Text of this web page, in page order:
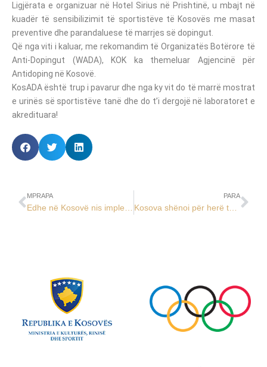
Ligjërata e organizuar në Hotel Sirius në Prishtinë, u mbajt në
kuadër të sensibilizimit të sportistëve të Kosovës me masat
preventive dhe parandaluese të marrjes së dopingut.
Që nga viti i kaluar, me rekomandim të Organizatës Botërore të
Anti-Dopingut (WADA), KOK ka themeluar Agjencinë për
Antidoping në Kosovë.
KosADA është trup i pavarur dhe nga ky vit do të marrë mostrat
e urinës së sportistëve tanë dhe do t’i dergojë në laboratoret e
akredituara!
MPRAPA
Edhe në Kosovë nis implementimi i luftës kundër dopingut në sport
PARA
Kosova shënoi për herë të parë 9 prillin – Ditën Ndërkombëtare të WADA-s